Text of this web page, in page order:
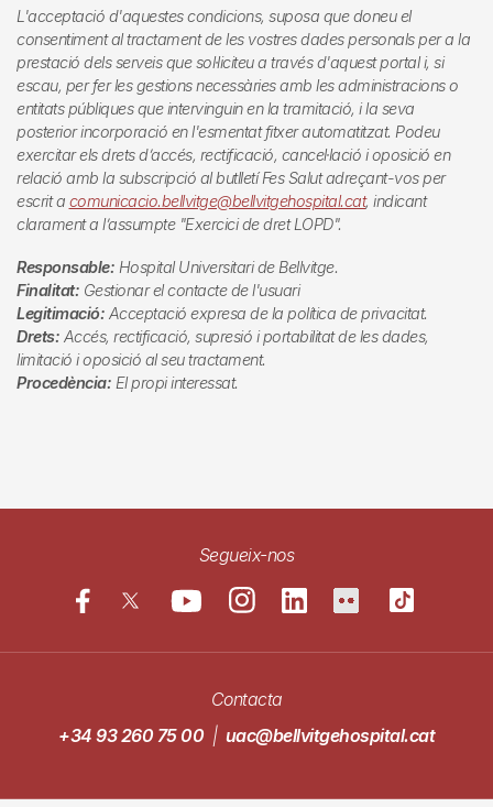
L'acceptació d'aquestes condicions, suposa que doneu el
consentiment al tractament de les vostres dades personals per a la
prestació dels serveis que sol·liciteu a través d'aquest portal i, si
escau, per fer les gestions necessàries amb les administracions o
entitats públiques que intervinguin en la tramitació, i la seva
posterior incorporació en l'esmentat fitxer automatitzat. Podeu
exercitar els drets d’accés, rectificació, cancel·lació i oposició en
relació amb la subscripció al butlletíFes Salutadreçant-vos per
escrit a comunicacio.bellvitge@bellvitgehospital.cat, indicant
clarament a l’assumpte "Exercici de dret LOPD".
Responsable: Hospital Universitari de Bellvitge.
Finalitat: Gestionar el contacte de l'usuari
Legitimació: Acceptació expresa de la política de privacitat.
Drets: Accés, rectificació, supresió i portabilitat de les dades,
limitació i oposició al seu tractament.
Procedència: El propi interessat.
Segueix-nos
Contacta
+34 93 260 75 00 | uac@bellvitgehospital.cat